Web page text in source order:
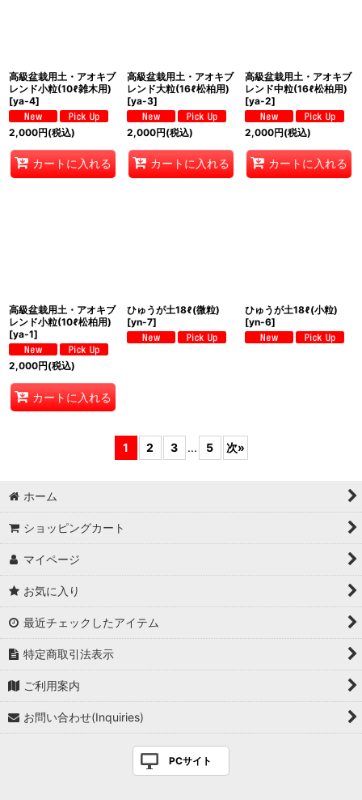
高級盆栽用土・アオキブ
レンド小粒(10ℓ雑木用)
[ya-4]
2,000円(税込)
カートに入れる
高級盆栽用土・アオキブ
レンド大粒(16ℓ松柏用)
[ya-3]
2,000円(税込)
カートに入れる
高級盆栽用土・アオキブ
レンド中粒(16ℓ松柏用)
[ya-2]
2,000円(税込)
カートに入れる
高級盆栽用土・アオキブ
レンド小粒(10ℓ松柏用)
[ya-1]
2,000円(税込)
カートに入れる
ひゅうが土18ℓ(微粒)
[yn-7]
ひゅうが土18ℓ(小粒)
[yn-6]
1 2 3 ... 5 次»
ホーム
ショッピングカート
マイページ
お気に入り
最近チェックしたアイテム
特定商取引法表示
ご利用案内
お問い合わせ(Inquiries)
PCサイト